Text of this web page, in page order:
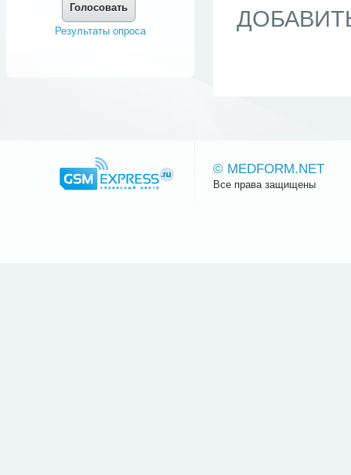
Голосовать
Результаты опроса
© MEDFORM.NET
Все права защищены